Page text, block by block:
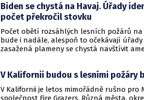
Biden se chystá na Havaj. Úřady
počet překročil stovku
Počet obětí rozsáhlých lesních požárů
bude i nadále, alespoň to očekávají
zasažená plameny se chystá navštívit
V Kalifornii budou s lesními požáry
V Kalifornii je letos mimořádně rušno pro
společnost Fire Grazers. Různá města,